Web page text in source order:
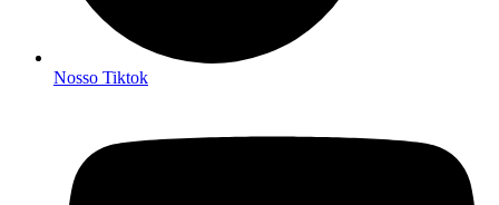
Nosso Tiktok